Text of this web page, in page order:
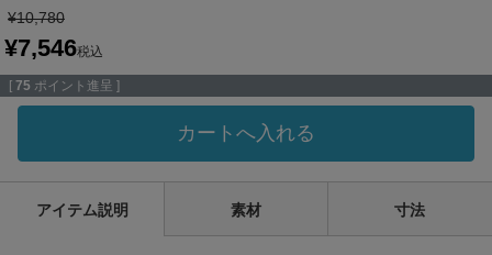
¥10,780
¥7,546税込
[ 75 ポイント進呈 ]
カートへ入れる
アイテム説明 素材 寸法